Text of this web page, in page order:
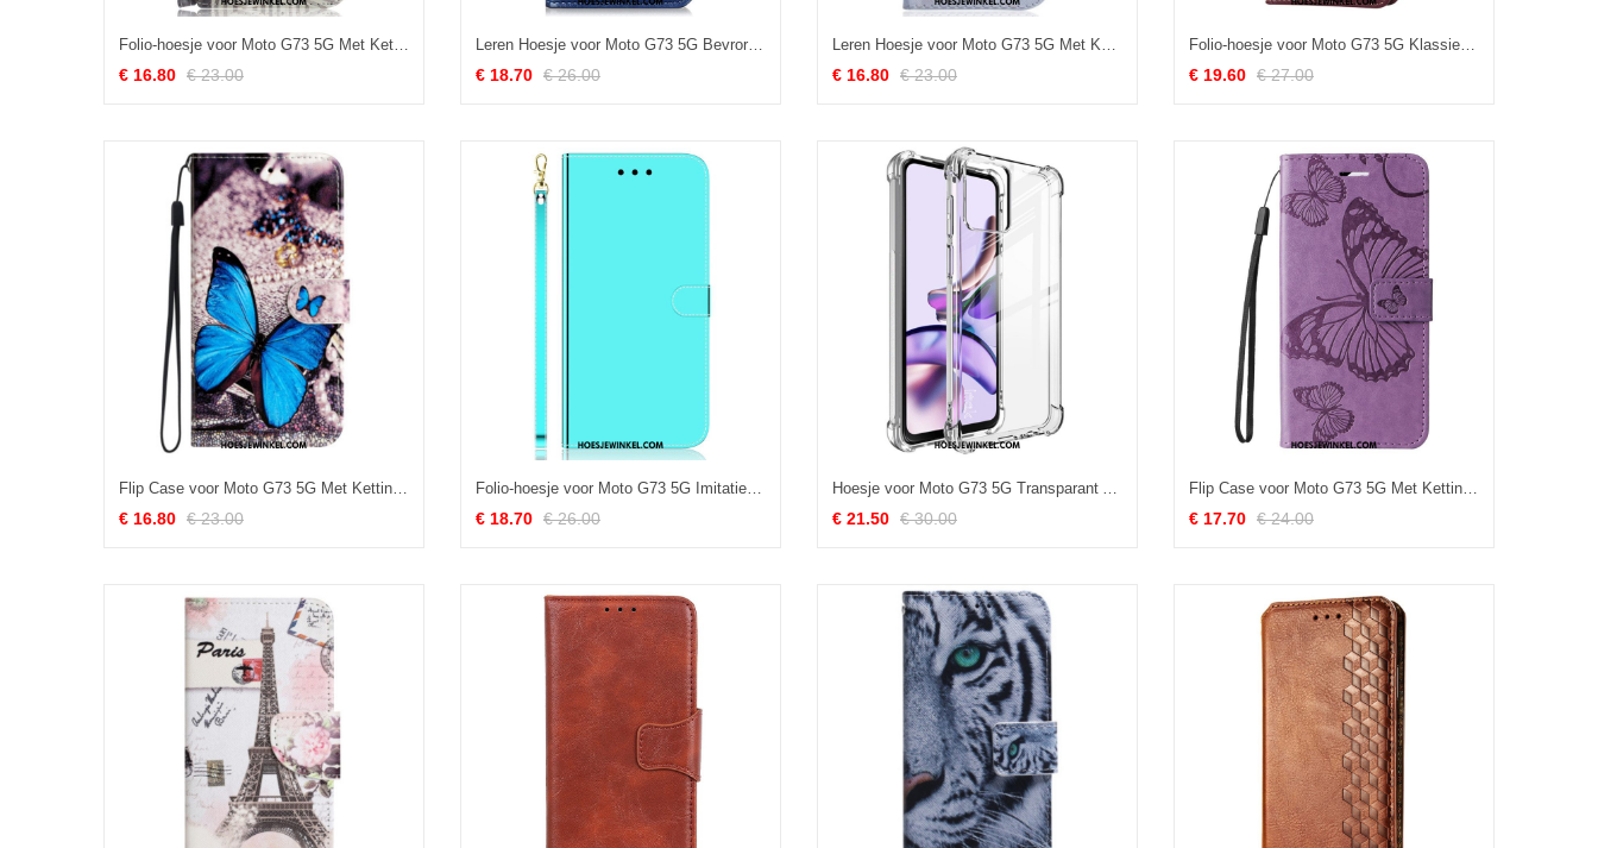
Folio-hoesje voor Moto G73 5G Met Ketting String Grafische Kat
€ 16.80 € 23.00
Leren Hoesje voor Moto G73 5G Bevroren Finesse
€ 18.70 € 26.00
Leren Hoesje voor Moto G73 5G Met Ketting Strappy Aquarel Wolf
€ 16.80 € 23.00
Folio-hoesje voor Moto G73 5G Klassieke Rfid
€ 19.60 € 27.00
Flip Case voor Moto G73 5G Met Ketting Kostbare Blauwe Vlinder Met Riem
€ 16.80 € 23.00
Folio-hoesje voor Moto G73 5G Imitatie Spiegelleer Met Riem
€ 18.70 € 26.00
Hoesje voor Moto G73 5G Transparant Anti-vergeling Imak
€ 21.50 € 30.00
Flip Case voor Moto G73 5G Met Ketting Gigantische Riemvlinders
€ 17.70 € 24.00